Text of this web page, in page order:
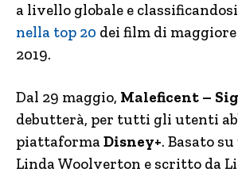
a livello globale e classificandosi
nella top 20 dei film di
2019.
Dal 29 maggio, Maleficent –
debutterà, per tutti gli utenti
piattaformaDisney+. Basato
Linda Woolverton e scritto da